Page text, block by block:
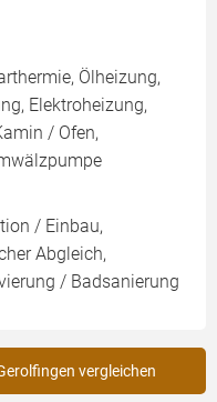
Ölheizung,
Elektroheizung,
/ Ofen,
/ Einbau,
Abgleich,
/ Badsanierung
vergleichen